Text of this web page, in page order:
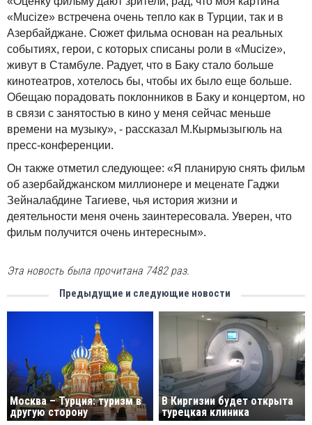
«Mucize» встречена очень тепло как в Турции, так и в
Азербайджане. Сюжет фильма основан на реальных
событиях, герои, с которых списаны роли в «Mucize»,
живут в Стамбуле. Радует, что в Баку стало больше
кинотеатров, хотелось бы, чтобы их было еще больше.
Обещаю порадовать поклонников в Баку и концертом, но
в связи с занятостью в кино у меня сейчас меньше
времени на музыку», - рассказал М.Кырмызыгюль на
пресс-конференции.
Он также отметил следующее: «Я планирую снять фильм
об азербайджанском миллионере и меценате Гаджи
Зейналабдине Тагиеве, чья история жизни и
деятельности меня очень заинтересовала. Уверен, что
фильм получится очень интересным».
Эта новость была прочитана 7482 раз.
Предыдущие и следующие новости
Москва – Турция: туризм в
другую сторону
В Киргизии будет открыта
турецкая клиника